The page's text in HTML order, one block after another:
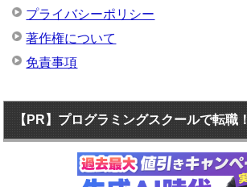
プライバシーポリシー
著作権について
免責事項
【PR】プログラミングスクールで転職！